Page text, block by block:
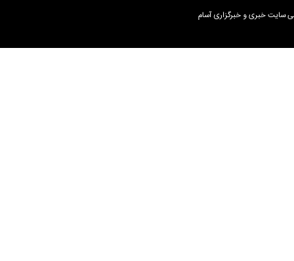
سایت خبری و خبرگزاری آسام